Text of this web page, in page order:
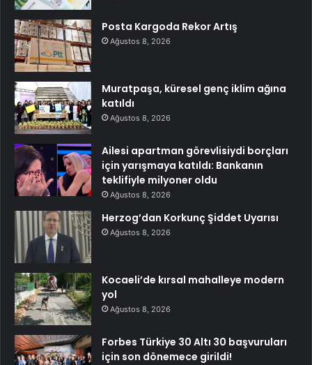
Posta Kargoda Rekor Artış
Ağustos 8, 2026
Muratpaşa, küresel genç iklim ağına
katıldı
Ağustos 8, 2026
Ailesi apartman görevlisiydi borçları
için yarışmaya katıldı: Bankanın
teklifiyle milyoner oldu
Ağustos 8, 2026
Herzog’dan Korkunç Şiddet Uyarısı
Ağustos 8, 2026
Kocaeli’de kırsal mahalleye modern
yol
Ağustos 8, 2026
Forbes Türkiye 30 Altı 30 başvuruları
için son dönemece girildi!